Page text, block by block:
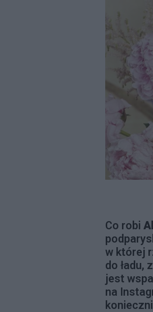
Co robi
w której
do ładu,
jest
na